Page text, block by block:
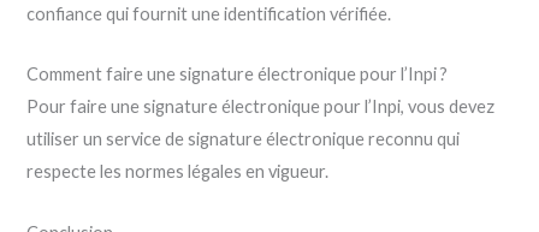
confiance qui fournit une identification vérifiée.
Comment faire une signature électronique pour l’Inpi ?
Pour faire une signature électronique pour l’Inpi, vous devez
utiliser un service de signature électronique reconnu qui
respecte les normes légales en vigueur.